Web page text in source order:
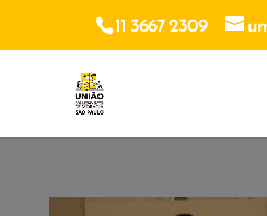
11 3667 2309